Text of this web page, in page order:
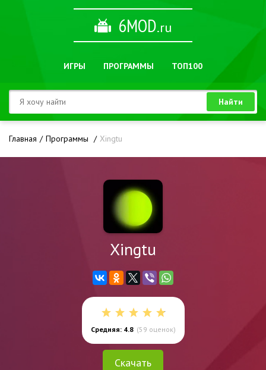
6MOD.ru
ИГРЫ ПРОГРАММЫ ТОП100
Найти
Главная Программы Xingtu
Xingtu
Средняя: 4.8 (59 оценок)
Скачать